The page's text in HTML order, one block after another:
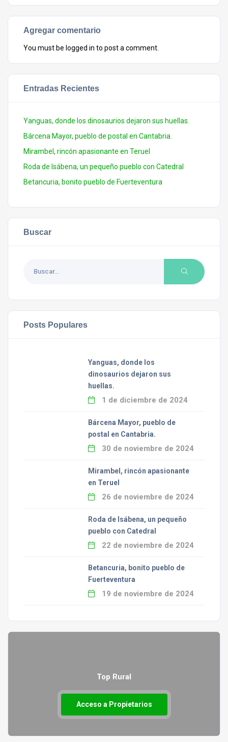
Agregar comentario
You must be logged in to post a comment.
Entradas Recientes
Yanguas, donde los dinosaurios dejaron sus huellas.
Bárcena Mayor, pueblo de postal en Cantabria.
Mirambel, rincón apasionante en Teruel
Roda de Isábena, un pequeño pueblo con Catedral
Betancuria, bonito pueblo de Fuerteventura
Buscar
Posts Populares
Yanguas, donde los
dinosaurios dejaron sus
huellas.
1 de diciembre de 2024
Bárcena Mayor, pueblo de
postal en Cantabria.
30 de noviembre de 2024
Mirambel, rincón apasionante
en Teruel
26 de noviembre de 2024
Roda de Isábena, un pequeño
pueblo con Catedral
22 de noviembre de 2024
Betancuria, bonito pueblo de
Fuerteventura
19 de noviembre de 2024
Top Rural
Acceso a Propietarios